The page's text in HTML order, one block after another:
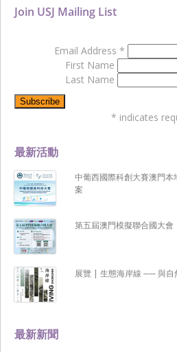
最新新聞
最新活動
中葡西國際科創大賽澳門
案
第五屆澳門模擬聯合國大會
展覽 | 生態海岸線 ── 與自
Join USJ Mailing List
Email Address *
First Name
Last Name
* indicates